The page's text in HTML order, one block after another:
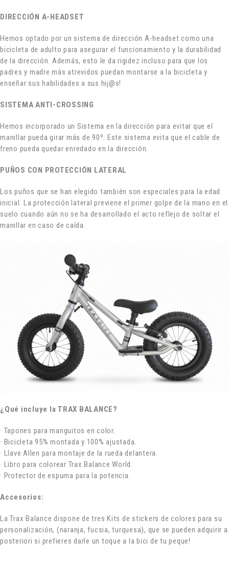
DIRECCIÓN A-HEADSET
Hemos optado por un sistema de dirección A-headset como una
bicicleta de adulto para asegurar el funcionamiento y la durabilidad
de la dirección. Además, esto le da rigidez incluso para que los
padres y madre más atrevidos puedan montarse a la bicicleta y
enseñar sus habilidades a sus hij@s!
SISTEMA ANTI-CROSSING
Hemos incorporado un Sistema en la dirección para evitar que el
manillar pueda girar más de 90º. Este sistema evita que el cable de
freno pueda quedar enredado en la dirección.
PUÑOS CON PROTECCIÓN LATERAL
Los puños que se han elegido también son especiales para la edad
inicial. La protección lateral previene el primer golpe de la mano en el
suelo cuando aún no se ha desarrollado el acto reflejo de soltar el
manillar en caso de caída.
¿Qué incluye la TRAX BALANCE?
· Tapones para manguitos en color.
· Bicicleta 95% montada y 100% ajustada.
· Llave Allen para montaje de la rueda delantera.
· Libro para colorear Trax Balance World.
· Protector de espuma para la potencia.
Accesorios:
La Trax Balance dispone de tres Kits de stickers de colores para su
personalización, (naranja, fucsia, turquesa), que se pueden adquirir a
posteriori si prefieres darle un toque a la bici de tu peque!